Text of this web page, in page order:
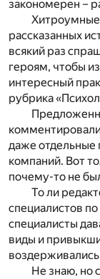
закономерен –
Хитроумные
рассказанных
всякий раз
героям, чтобы
интересный
рубрика
даже отдельные
компаний. Вот
почему-то не
То ли
специалистов
специалисты
виды и
Не знаю, но